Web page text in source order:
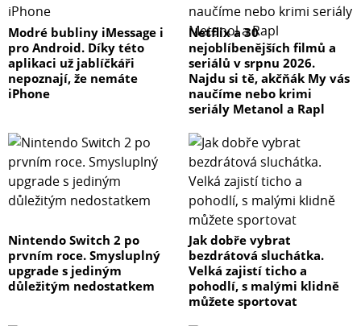
Modré bubliny iMessage i
pro Android. Díky této
aplikaci už jablíčkáři
nepoznají, že nemáte
iPhone
Netflix a 30
nejoblíbenějších filmů a
seriálů v srpnu 2026.
Najdu si tě, akčňák My vás
naučíme nebo krimi
seriály Metanol a Rapl
Nintendo Switch 2 po
prvním roce. Smysluplný
upgrade s jediným
důležitým nedostatkem
Jak dobře vybrat
bezdrátová sluchátka.
Velká zajistí ticho a
pohodlí, s malými klidně
můžete sportovat